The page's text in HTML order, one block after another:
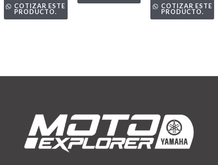
COTIZAR ESTE
PRODUCTO.
COTIZAR ESTE
PRODUCTO.